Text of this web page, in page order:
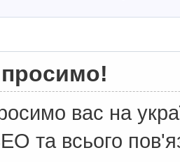
вас на
та всього